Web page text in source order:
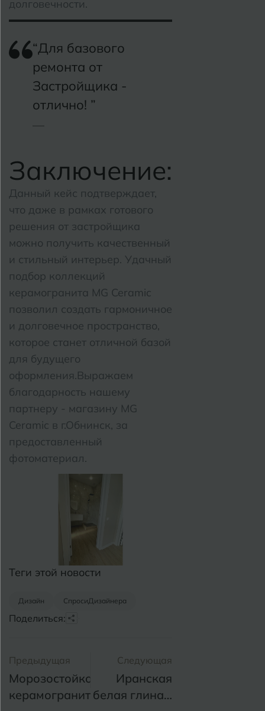
долговечности.
“Для базового
ремонта от
Застройщика -
отлично! ”
Заключение:
Данный кейс подтверждает,
что даже в рамках готового
решения от застройщика
можно получить качественный
и стильный интерьер. Удачный
подбор коллекций
керамогранита MG Ceramic
позволил создать гармоничное
и долговечное пространство,
которое станет отличной базой
для будущего
оформления.Выражаем
благодарность нашему
партнеру - магазину MG
Ceramic в г.Обнинск, за
предоставленный
фотоматериал.
Теги этой новости
Дизайн СпросиДизайнера
Поделиться:
Предыдущая
Морозостойкость
керамогранита
Следующая
Иранская
белая глина -